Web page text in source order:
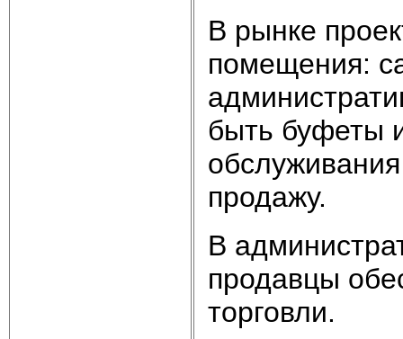
В рынке
помещения:
быть буфеты
продажу.
В
продавцы
торговли.